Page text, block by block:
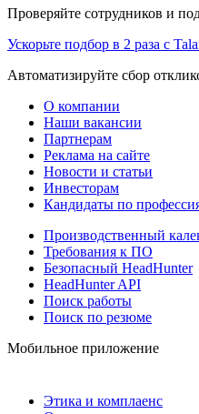
Проверяйте сотрудников и
Ускорьте подбор в 2 раза с
Автоматизируйте сбор
О компании
Наши вакансии
Партнерам
Реклама на сайте
Новости и статьи
Инвесторам
Кандидаты по
Производственный
Требования к ПО
Безопасный HeadHunter
HeadHunter API
Поиск работы
Поиск по резюме
Мобильное приложение
Этика и комплаенс